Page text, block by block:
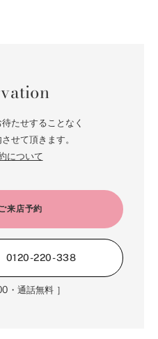
たせすることなく
せて頂きます。
について
来店予約
0120-220-338
・通話無料 ］